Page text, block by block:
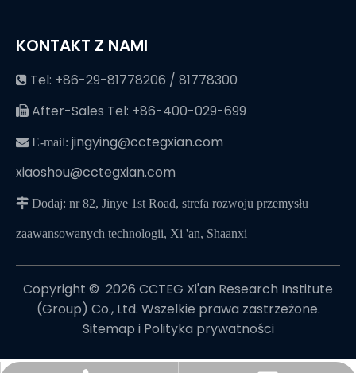
KONTAKT Z NAMI
 Tel: +86-29-81778206 / 81778300
 After-Sales Tel: +86-400-029-699
 E-mail: jingying@cctegxian.com
xiaoshou@cctegxian.com
 Dodaj: nr 82, Jinye 1st Road, strefa rozwoju przemysłu
zaawansowanych technologii, Xi 'an, Shaanxi
Copyright © ️ 2026 CCTEG Xi'an Research Institute
(Group) Co., Ltd. Wszelkie prawa zastrzeżone.
Sitemap i Polityka prywatności